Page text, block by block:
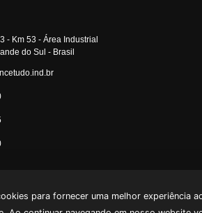
- Km 53 - Área Industrial
do Sul - Brasil
para fornecer uma melhor